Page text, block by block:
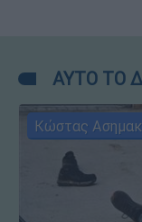
ΑΥΤΟ ΤΟ
Κώστας